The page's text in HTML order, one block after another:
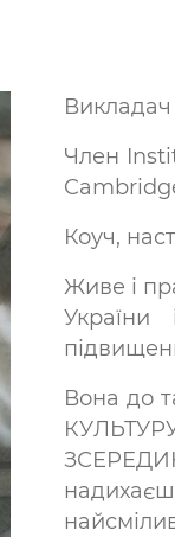
Викладач
Член
Коуч,
Живе і
Вона до